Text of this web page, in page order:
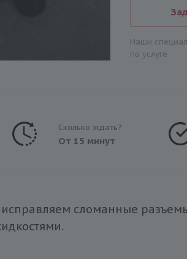
Наши
по услуге
Сколько ждать?
От 15 минут
сломанные